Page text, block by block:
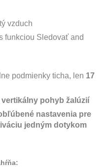
vzduch
funkciou Sledovať and
podmienky ticha, len 17
vertikálny pohyb žalúzií
nastavenia pre
jedným dotykom